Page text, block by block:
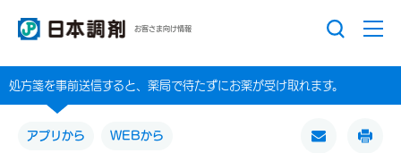
お客さま向け情報
処方箋を事前送信すると、薬局で待たずにお薬が受け取れます。
アプリから WEBから